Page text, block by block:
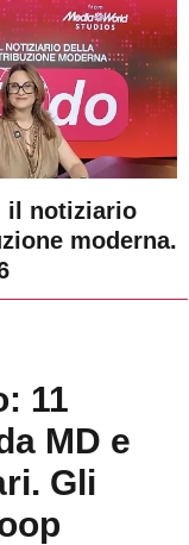
il notiziario
moderna.
11
MD e
Gli